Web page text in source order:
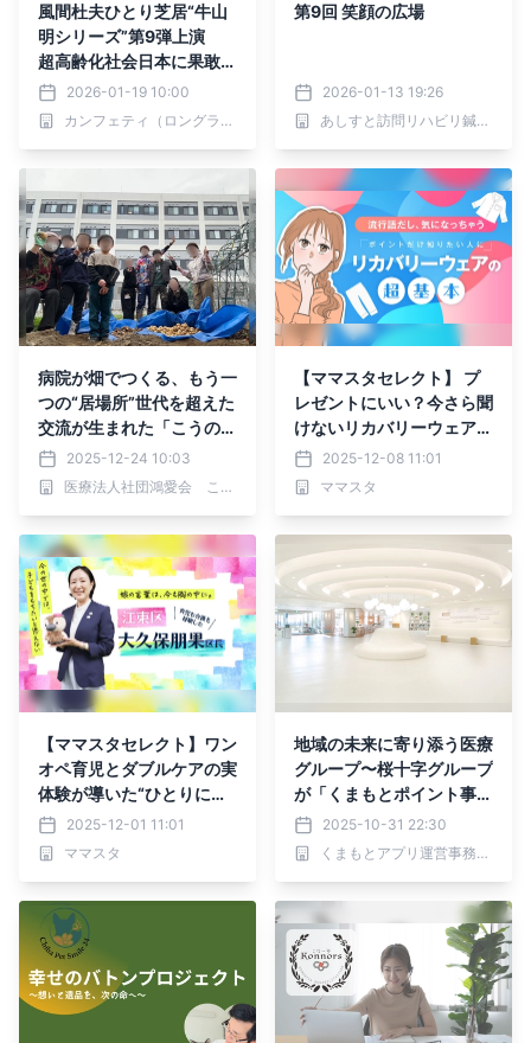
風間杜夫ひとり芝居“牛山
明シリーズ”第9弾上演
超高齢化社会日本に果敢に
挑む『カラオケマン さす
らいヘルパー』チケット発
売開始
2026-01-19 10:00
カンフェティ（ロングランプランニング株式会社）
第9回 笑顔の広場
2026-01-13 19:26
あしすと訪問リハビリ鍼灸マッサージ院
病院が畑でつくる、もう一
つの“居場所”世代を超えた
交流が生まれた「こうのす
えん」収穫イベントを開催
2025-12-24 10:03
医療法人社団鴻愛会 こうのす共生病院
【ママスタセレクト】 プ
レゼントにいい？今さら聞
けないリカバリーウェアの
疑問を解決！特集記事を配
信中
2025-12-08 11:01
ママスタ
【ママスタセレクト】ワン
オペ育児とダブルケアの実
体験が導いた“ひとりにし
ない”区政 東京都江東
区・大久保朋果区長インタ
ビュー
2025-12-01 11:01
ママスタ
地域の未来に寄り添う医療
グループ〜桜十字グループ
が「くまもとポイント事
業」に込めた想い〜
2025-10-31 22:30
くまもとアプリ運営事務局（熊本市 地域政策課内）